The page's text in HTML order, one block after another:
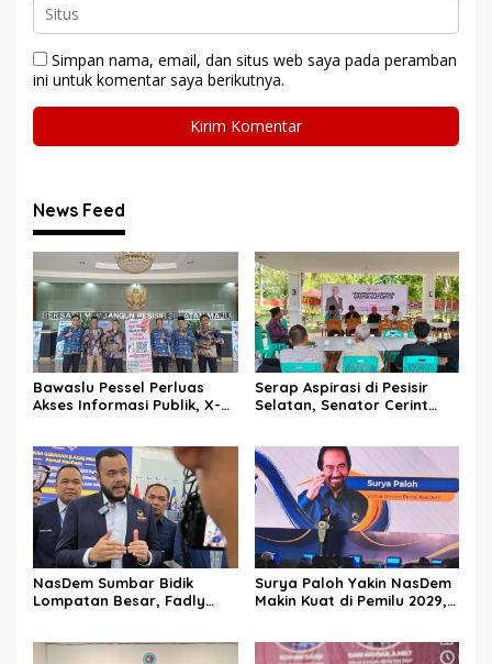
Simpan nama, email, dan situs web saya pada peramban
ini untuk komentar saya berikutnya.
News Feed
Bawaslu Pessel Perluas
Akses Informasi Publik, X-
Serap Aspirasi di Pesisir
Selatan, Senator Cerint
NasDem Sumbar Bidik
Lompatan Besar, Fadly
Surya Paloh Yakin NasDem
Makin Kuat di Pemilu 2029,